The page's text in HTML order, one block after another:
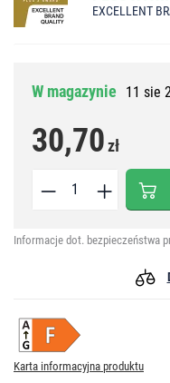
EXCELLENT
W magazynie 11 sie
30,70zł
Informacje dot. bezpieczeństwa
Karta informacyjna produktu